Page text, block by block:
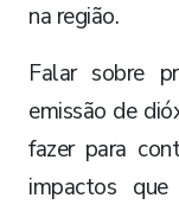
na região.
Falar sobre
emissão de
fazer para
impactos